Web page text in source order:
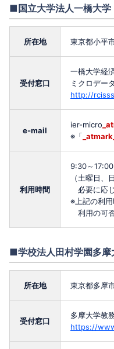
■国立大学法人一橋大学
所在地 東京都小平
受付窓口
一橋大学経
ミクロデー
http://
e-mail
ier-micro
※「 _atmark_
利用時間
9:30～17:00
（土曜日
必要に応
※上記の利
利用の可
■学校法人田村学園多摩
所在地 東京都多摩
受付窓口
多摩大学教
https://